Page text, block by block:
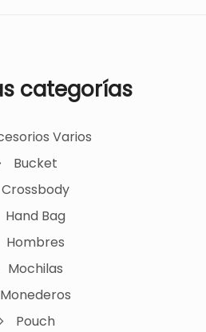
categorías
Varios
Bucket
Crossbody
Hand Bag
Hombres
Mochilas
Monederos
Pouch